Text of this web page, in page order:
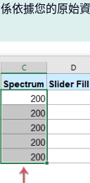
係依據您的原始